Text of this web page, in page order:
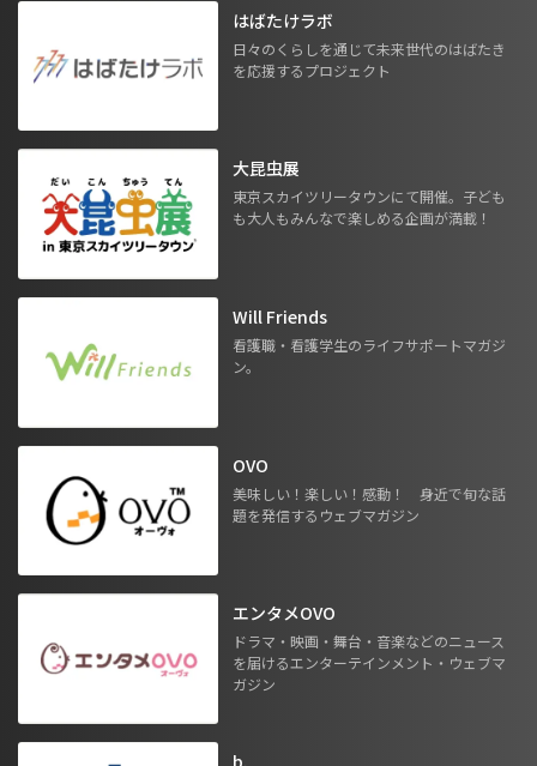
はばたけラボ
日々のくらしを通じて未来世代のはばたき
を応援するプロジェクト
大昆虫展
東京スカイツリータウンにて開催。子ども
も大人もみんなで楽しめる企画が満載！
Will Friends
看護職・看護学生のライフサポートマガジ
ン。
OVO
美味しい！楽しい！感動！ 身近で旬な話
題を発信するウェブマガジン
エンタメOVO
ドラマ・映画・舞台・音楽などのニュース
を届けるエンターテインメント・ウェブマ
ガジン
b.